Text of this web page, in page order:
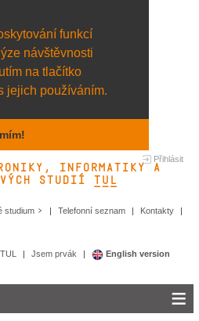
funkcí
návštěvnosti
na tlačítko
jejich používáním.
Přihlásit
informatiky a
studií TUL&
studium Telefonní seznam Kontakty
Jsem prvák English version